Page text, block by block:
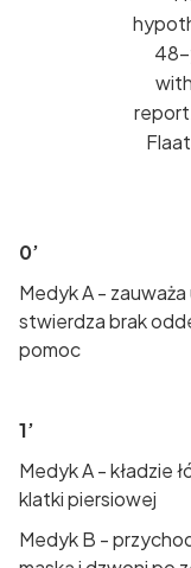
48-
0’
Medyk A -
stwierdza brak
pomoc
1’
Medyk A - kładzie
klatki piersiowej
Medyk B -